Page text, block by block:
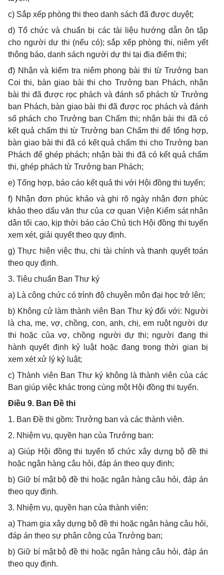
c) Sắp xếp phòng thi theo danh sách đã được duyệt;
d) Tổ chức và chuẩn bị các tài liệu hướng dẫn ôn tập
cho người dự thi (nếu có); sắp xếp phòng thi, niêm yết
thông báo, danh sách người dự thi tại địa điểm thi;
đ) Nhận và kiểm tra niêm phong bài thi từ Trưởng ban
Coi thi, bàn giao bài thi cho Trưởng ban Phách, nhận
bài thi đã được rọc phách và đánh số phách từ Trưởng
ban Phách, bàn giao bài thi đã được rọc phách và đánh
số phách cho Trưởng ban Chấm thi; nhận bài thi đã có
kết quả chấm thi từ Trưởng ban Chấm thi để tổng hợp,
bàn giao bài thi đã có kết quả chấm thi cho Trưởng ban
Phách để ghép phách; nhận bài thi đã có kết quả chấm
thi, ghép phách từ Trưởng ban Phách;
e) Tổng hợp, báo cáo kết quả thi với Hội đồng thi tuyển;
f) Nhận đơn phúc khảo và ghi rõ ngày nhận đơn phúc
khảo theo dấu văn thư của cơ quan Viện Kiểm sát nhân
dân tối cao, kịp thời báo cáo Chủ tịch Hội đồng thi tuyển
xem xét, giải quyết theo quy định.
g) Thực hiện việc thu, chi tài chính và thanh quyết toán
theo quy định.
3. Tiêu chuẩn Ban Thư ký
a) Là công chức có trình độ chuyên môn đại học trở lên;
b) Không cử làm thành viên Ban Thư ký đối với: Người
là cha, mẹ, vợ, chồng, con, anh, chị, em ruột người dự
thi hoặc của vợ, chồng người dự thi; người đang thi
hành quyết định kỷ luật hoặc đang trong thời gian bị
xem xét xử lý kỷ luật;
c) Thành viên Ban Thư ký không là thành viên của các
Ban giúp việc khác trong cùng một Hội đồng thi tuyển.
Điều 9. Ban Đề thi
1. Ban Đề thi gồm: Trưởng ban và các thành viên.
2. Nhiệm vụ, quyền hạn của Trưởng ban:
a) Giúp Hội đồng thi tuyển tổ chức xây dựng bộ đề thi
hoặc ngân hàng câu hỏi, đáp án theo quy định;
b) Giữ bí mật bộ đề thi hoặc ngân hàng câu hỏi, đáp án
theo quy định.
3. Nhiệm vụ, quyền hạn của thành viên:
a) Tham gia xây dựng bộ đề thi hoặc ngân hàng câu hỏi,
đáp án theo sự phân công của Trưởng ban;
b) Giữ bí mật bộ đề thi hoặc ngân hàng câu hỏi, đáp án
theo quy định.